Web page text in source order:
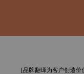
[品牌翻译为客户创造价